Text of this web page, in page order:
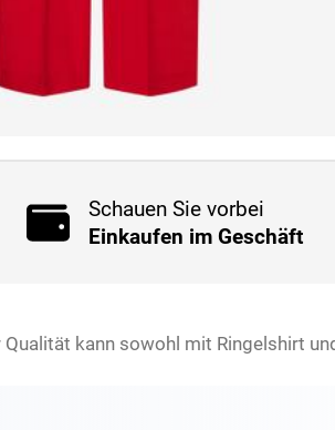
Schauen Sie vorbei
Einkaufen im Geschäft
kann sowohl mit Ringelshirt